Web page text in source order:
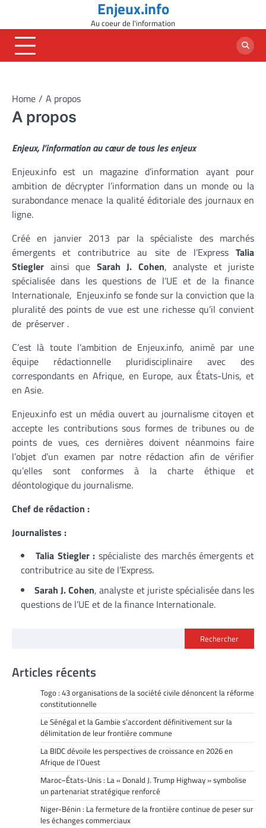
content
Enjeux.info
Au coeur de l'information
Home A propos
A propos
Enjeux, l’information au cœur de tous les enjeux
Enjeux.info est un magazine d’information ayant pour
ambition de décrypter l’information dans un monde ou la
surabondance menace la qualité éditoriale des journaux en
ligne.
Créé en janvier 2013 par la spécialiste des marchés
émergents et contributrice au site de l’Express Talia
Stiegler ainsi que Sarah J. Cohen, analyste et juriste
spécialisée dans les questions de l’UE et de la finance
Internationale, Enjeux.info se fonde sur la conviction que la
pluralité des points de vue est une richesse qu’il convient
de préserver .
C’est là toute l’ambition de Enjeux.info, animé par une
équipe rédactionnelle pluridisciplinaire avec des
correspondants en Afrique, en Europe, aux États-Unis, et
en Asie.
Enjeux.info est un média ouvert au journalisme citoyen et
accepte les contributions sous formes de tribunes ou de
points de vues, ces dernières doivent néanmoins faire
l’objet d’un examen par notre rédaction afin de vérifier
qu’elles sont conformes à la charte éthique et
déontologique du journalisme.
Chef de rédaction :
Journalistes :
Talia Stiegler : spécialiste des marchés émergents et
contributrice au site de l’Express.
Sarah J. Cohen, analyste et juriste spécialisée dans les
questions de l’UE et de la finance Internationale.
Rechercher
Articles récents
Togo : 43 organisations de la société civile dénoncent la réforme
constitutionnelle
Le Sénégal et la Gambie s’accordent définitivement sur la
délimitation de leur frontière commune
La BIDC dévoile les perspectives de croissance en 2026 en
Afrique de l’Ouest
Maroc–États-Unis : La « Donald J. Trump Highway » symbolise
un partenariat stratégique renforcé
Niger-Bénin : La fermeture de la frontière continue de peser sur
les échanges commerciaux